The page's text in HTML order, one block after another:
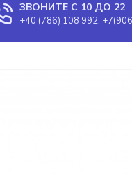
ЗВОНИТЕ С 10 ДО 22
+40 (786) 108 992,